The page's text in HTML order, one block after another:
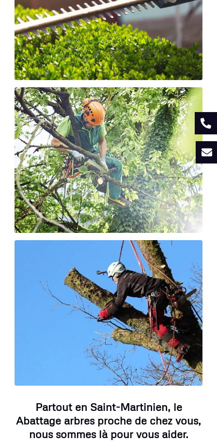
Partout en Saint-Martinien, le
Abattage arbres proche de chez vous,
nous sommes là pour vous aider.